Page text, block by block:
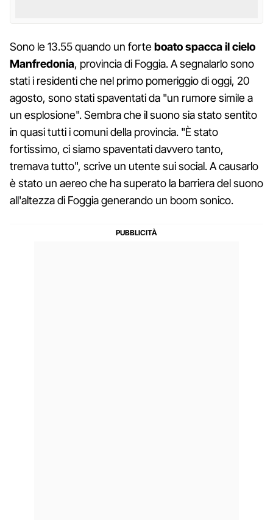
Sono le 13.55 quando un forteboato spacca il cielo
Manfredonia, provincia di Foggia. A segnalarlo sono
stati i residenti che nel primo pomeriggio di oggi, 20
agosto, sono stati spaventati da "un rumore simile a
un esplosione". Sembra che il suono sia stato sentito
in quasi tutti i comuni della provincia. "È stato
fortissimo, ci siamo spaventati davvero tanto,
tremava tutto", scrive un utente sui social. A causarlo
è stato un aereo che ha superato la barriera del suono
all'altezza di Foggia generando un boom sonico.